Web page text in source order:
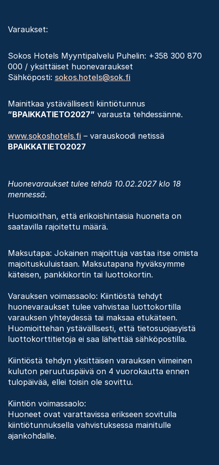
Varaukset:
Sokos Hotels Myyntipalvelu Puhelin: +358 300 870
000 / yksittäiset huonevaraukset
Sähköposti: sokos.hotels@sok.fi
Mainitkaa ystävällisesti kiintiötunnus
”BPAIKKATIETO2027” varausta tehdessänne.
www.sokoshotels.fi – varauskoodi netissä
BPAIKKATIETO2027
Huonevaraukset tulee tehdä 10.02.2027 klo 18
mennessä.
Huomioithan, että erikoishintaisia huoneita on
saatavilla rajoitettu määrä.
Maksutapa: Jokainen majoittuja vastaa itse omista
majoituskuluistaan. Maksutapana hyväksymme
käteisen, pankkikortin tai luottokortin.
Varauksen voimassaolo: Kiintiöstä tehdyt
huonevaraukset tulee vahvistaa luottokortilla
varauksen yhteydessä tai maksaa etukäteen.
Huomioittehan ystävällisesti, että tietosuojasyistä
luottokorttitietoja ei saa lähettää sähköpostilla.
Kiintiöstä tehdyn yksittäisen varauksen viimeinen
kuluton peruutuspäivä on 4 vuorokautta ennen
tulopäivää, ellei toisin ole sovittu.
Kiintiön voimassaolo:
Huoneet ovat varattavissa erikseen sovitulla
kiintiötunnuksella vahvistuksessa mainitulle
ajankohdalle.